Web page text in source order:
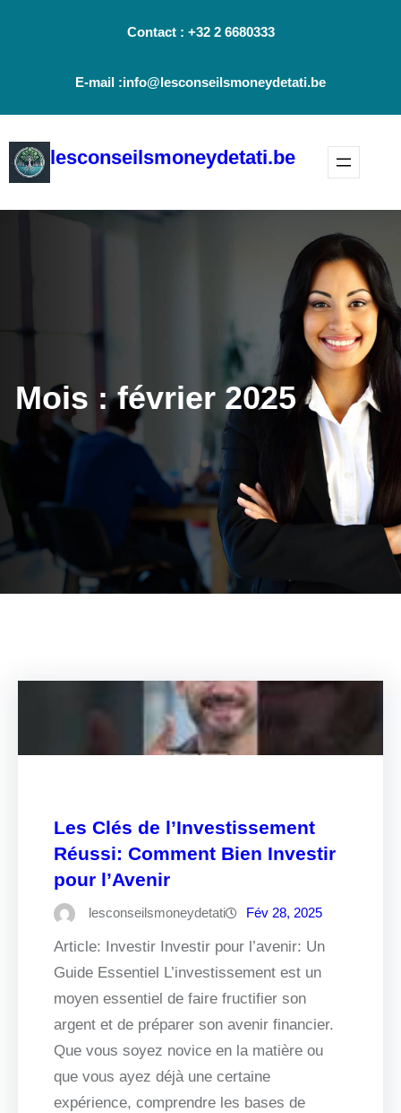
Contact : +32 2 6680333
E-mail :info@lesconseilsmoneydetati.be
lesconseilsmoneydetati.be
Mois :février 2025
Les Clés de l’Investissement
Réussi: Comment Bien Investir
pour l’Avenir
lesconseilsmoneydetati Fév 28, 2025
Article: Investir Investir pour l’avenir: Un
Guide Essentiel L’investissement est un
moyen essentiel de faire fructifier son
argent et de préparer son avenir financier.
Que vous soyez novice en la matière ou
que vous ayez déjà une certaine
expérience, comprendre les bases de